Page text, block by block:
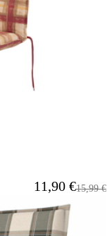
Ab
11,90 €15,99 €